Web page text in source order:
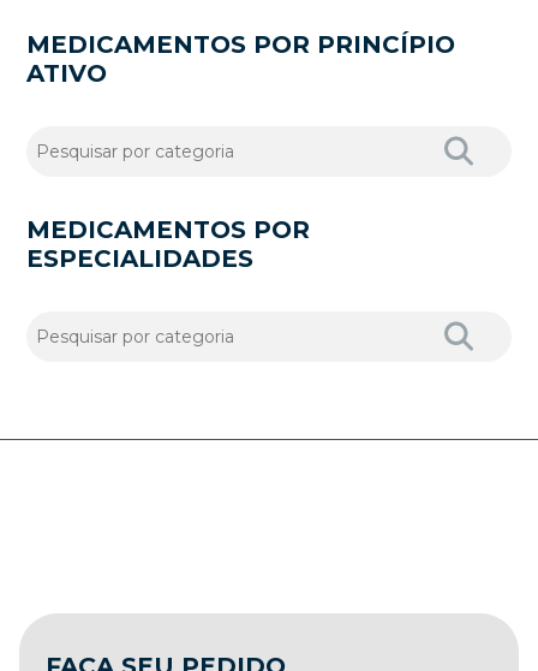
MEDICAMENTOS POR PRINCÍPIO
ATIVO
MEDICAMENTOS POR
ESPECIALIDADES